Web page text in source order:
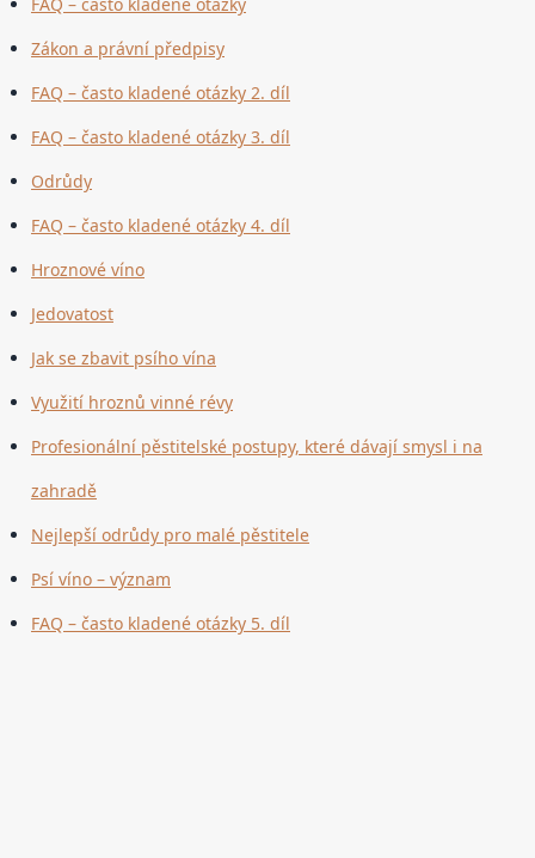
FAQ – často kladené otázky
Zákon a právní předpisy
FAQ – často kladené otázky 2. díl
FAQ – často kladené otázky 3. díl
Odrůdy
FAQ – často kladené otázky 4. díl
Hroznové víno
Jedovatost
Jak se zbavit psího vína
Využití hroznů vinné révy
Profesionální pěstitelské postupy, které dávají smysl i na
zahradě
Nejlepší odrůdy pro malé pěstitele
Psí víno – význam
FAQ – často kladené otázky 5. díl